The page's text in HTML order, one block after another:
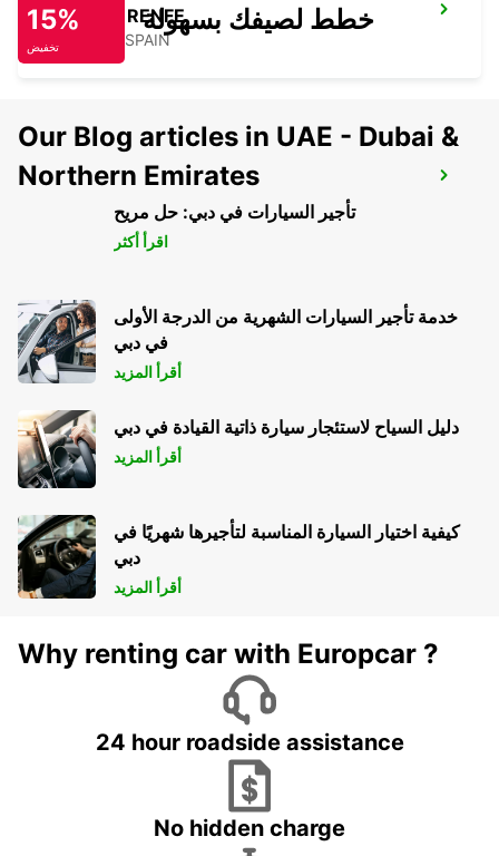
GERONA RENFE
GERONA - SPAIN
GERONA AIRPORT
VILOBÍ D'ONYAR - SPAIN
15%
تخفيض
خطط لصيفك بسهولة
Our Blog articles in UAE - Dubai &
Northern Emirates
تأجير السيارات في دبي: حل مريح
اقرأ أكثر
خدمة تأجير السيارات الشهرية من الدرجة الأولى
في دبي
أقرأ المزيد
دليل السياح لاستئجار سيارة ذاتية القيادة في دبي
أقرأ المزيد
كيفية اختيار السيارة المناسبة لتأجيرها شهريًا في
دبي
أقرأ المزيد
Why renting car with Europcar ?
24 hour roadside assistance
No hidden charge